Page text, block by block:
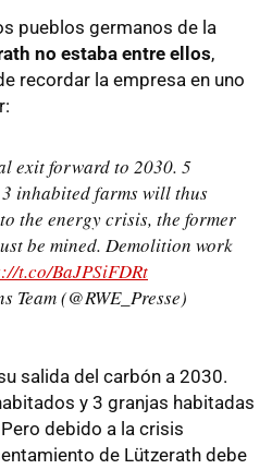
pueblos germanos de la
no estaba entre ellos,
recordar la empresa en uno
exit forward to 2030. 5
inhabited farms will thus
the energy crisis, the former
be mined. Demolition work
t.co/BaJPSiFDRt
Team (@RWE_Presse)
salida del carbón a 2030.
y 3 granjas habitadas
debido a la crisis
de Lützerath debe